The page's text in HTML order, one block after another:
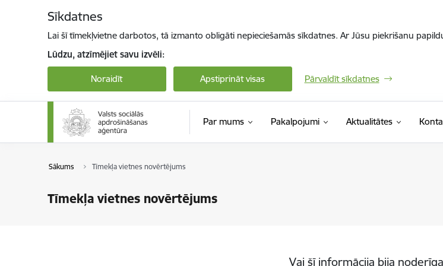
Sīkdatnes
Lai šī tīmekļvietne darbotos, tā izmanto obligāti nepieciešamās sīkdatnes. Ar Jūsu piekrišanu
Lūdzu, atzīmējiet savu izvēli:
Noraidīt Apstiprināt visas Pārvaldīt sīkdatnes
Par mums Pakalpojumi Aktualitātes
Sākums Tīmekļa vietnes novērtējums
Tīmekļa vietnes novērtējums
Vai šī informācija bija